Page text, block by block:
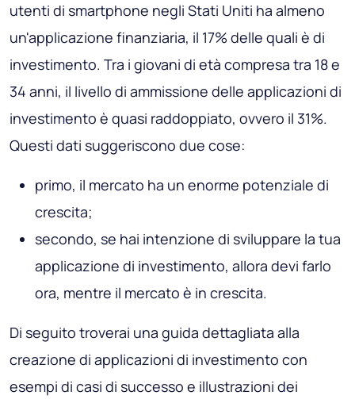
utenti di smartphone negli Stati Uniti ha almeno
un'applicazione finanziaria, il 17% delle quali è di
investimento. Tra i giovani di età compresa tra 18 e
34 anni, il livello di ammissione delle applicazioni di
investimento è quasi raddoppiato, ovvero il 31%.
Questi dati suggeriscono due cose:
primo, il mercato ha un enorme potenziale di
crescita;
secondo, se hai intenzione di sviluppare la tua
applicazione di investimento, allora devi farlo
ora, mentre il mercato è in crescita.
Di seguito troverai una guida dettagliata alla
creazione di applicazioni di investimento con
esempi di casi di successo e illustrazioni dei